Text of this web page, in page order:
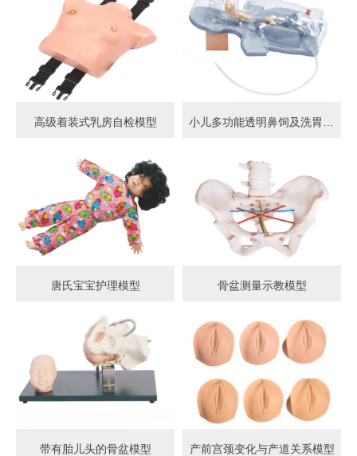
高级着装式乳房自检模型
唐氏宝宝护理模型 骨盆测量示教模型
带有胎儿头的骨盆模型 产前宫颈变化与产道关系模型